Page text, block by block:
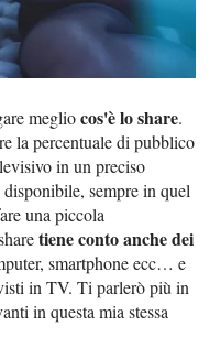
megliocos'è lo share.
la percentuale di pubblico
in un preciso
sempre in quel
una piccola
tiene conto anche dei
smartphone ecc… e
in TV. Ti parlerò più in
in questa mia stessa